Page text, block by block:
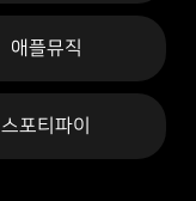
애플뮤직
스포티파이